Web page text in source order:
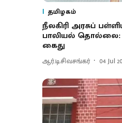
தமிழகம்
நீலகிரி அரசுப்
பாலியல் தொல்லை:
கைது
ஆர்.டி.சிவசங்கர் 04 Jul